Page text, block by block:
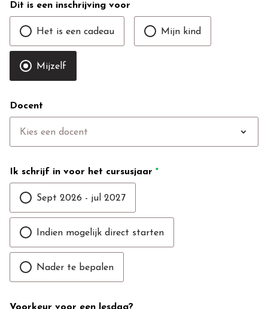
Dit is een inschrijving voor
Het is een cadeau Mijn kind
Mijzelf
Docent
Kies een docent expand_more
Ik schrijf in voor het cursusjaar *
Sept 2026 - jul 2027
Indien mogelijk direct starten
Nader te bepalen